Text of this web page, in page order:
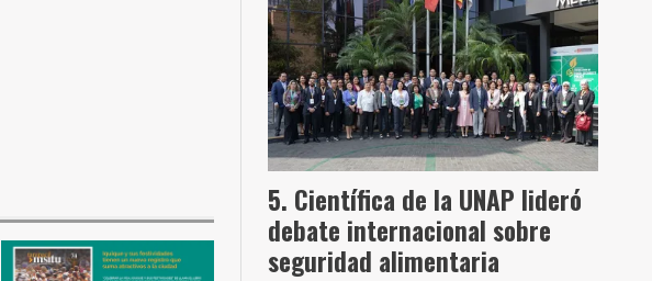
Científica de la UNAP lideró
debate internacional sobre
seguridad alimentaria